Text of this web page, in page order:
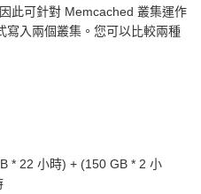
此可針對 Memcached 叢集運作
寫入兩個叢集。您可以比較兩種
* 22 小時) + (150 GB * 2 小